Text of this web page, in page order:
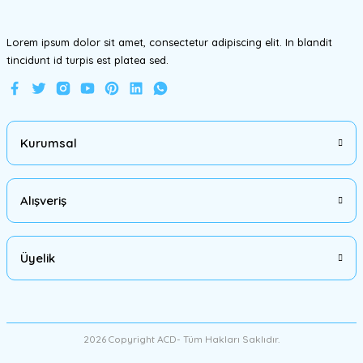
Lorem ipsum dolor sit amet, consectetur adipiscing elit. In blandit
tincidunt id turpis est platea sed.
Kurumsal
Alışveriş
Üyelik
2026 Copyright ACD- Tüm Hakları Saklıdır.